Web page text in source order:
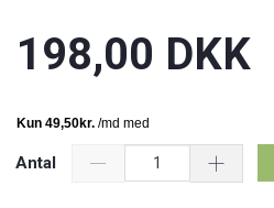
198,00 DKK
Antal